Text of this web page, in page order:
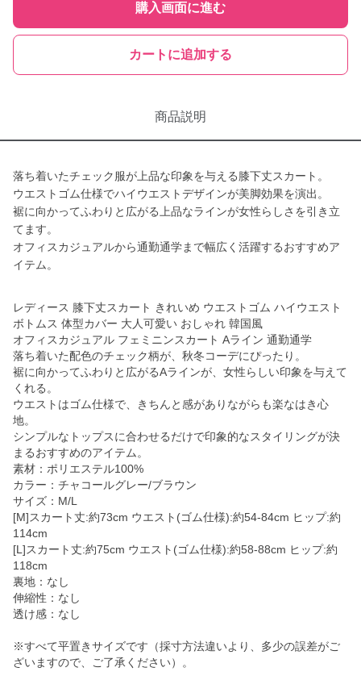
購入画面に進む
カートに追加する
商品説明
落ち着いたチェック服が上品な印象を与える膝下丈スカート。
ウエストゴム仕様でハイウエストデザインが美脚効果を演出。
裾に向かってふわりと広がる上品なラインが女性らしさを引き立
てます。
オフィスカジュアルから通勤通学まで幅広く活躍するおすすめア
イテム。
レディース 膝下丈スカート きれいめ ウエストゴム ハイウエスト
ボトムス 体型カバー 大人可愛い おしゃれ 韓国風
オフィスカジュアル フェミニンスカート Aライン 通勤通学
落ち着いた配色のチェック柄が、秋冬コーデにぴったり。
裾に向かってふわりと広がるAラインが、女性らしい印象を与えて
くれる。
ウエストはゴム仕様で、きちんと感がありながらも楽なはき心
地。
シンプルなトップスに合わせるだけで印象的なスタイリングが決
まるおすすめのアイテム。
素材：ポリエステル100%
カラー：チャコールグレー/ブラウン
サイズ：M/L
[M]スカート丈:約73cm ウエスト(ゴム仕様):約54-84cm ヒップ:約
114cm
[L]スカート丈:約75cm ウエスト(ゴム仕様):約58-88cm ヒップ:約
118cm
裏地：なし
伸縮性：なし
透け感：なし
※すべて平置きサイズです（採寸方法違いより、多少の誤差がご
ざいますので、ご了承ください）。